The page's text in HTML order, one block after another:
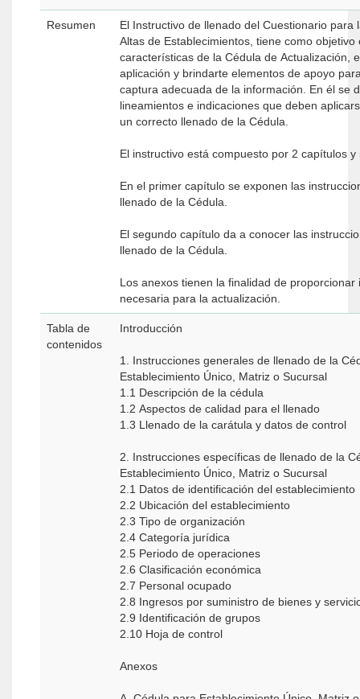
Resumen
El Instructivo de llenado del Cuestionario para
Altas de Establecimientos, tiene como objetivo
características de la Cédula de Actualización,
aplicación y brindarte elementos de apoyo
captura adecuada de la información. En él se
lineamientos e indicaciones que deben
un correcto llenado de la Cédula.
El instructivo está compuesto por 2 capítulos y
En el primer capítulo se exponen las
llenado de la Cédula.
El segundo capítulo da a conocer las
llenado de la Cédula.
Los anexos tienen la finalidad de proporcionar
necesaria para la actualización.
Tabla de
contenidos
Introducción
1. Instrucciones generales de llenado de la
Establecimiento Único, Matriz o Sucursal
1.1 Descripción de la cédula
1.2 Aspectos de calidad para el llenado
1.3 Llenado de la carátula y datos de control
2. Instrucciones específicas de llenado de la
Establecimiento Único, Matriz o Sucursal
2.1 Datos de identificación del establecimiento
2.2 Ubicación del establecimiento
2.3 Tipo de organización
2.4 Categoría jurídica
2.5 Periodo de operaciones
2.6 Clasificación económica
2.7 Personal ocupado
2.8 Ingresos por suministro de bienes y
2.9 Identificación de grupos
2.10 Hoja de control
Anexos